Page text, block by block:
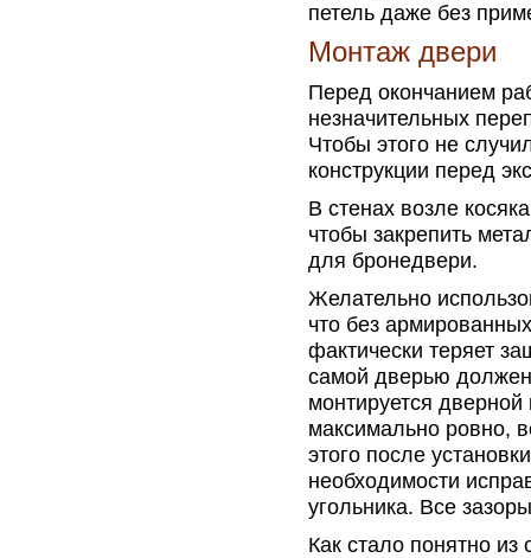
петель даже без
Монтаж двери
Перед окончанием
незначительных
Чтобы этого не
конструкции перед
В стенах возле
чтобы закрепить
для бронедвери.
Желательно
что без
фактически теряет
самой дверью
монтируется
максимально ровно,
этого после
необходимости
угольника. Все
Как стало понятно из